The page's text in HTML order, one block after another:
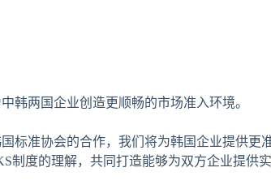
韩两国企业创造更顺畅的市场准入环境。
标准协会的合作，我们将为韩国企业提供更
制度的理解，共同打造能够为双方企业提供